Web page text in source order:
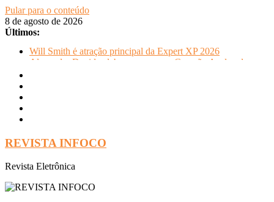
Pular para o conteúdo
8 de agosto de 2026
Últimos:
Will Smith é atração principal da Expert XP 2026
descontração
criativo do artista Vik Muniz
REVISTA INFOCO
Revista Eletrônica